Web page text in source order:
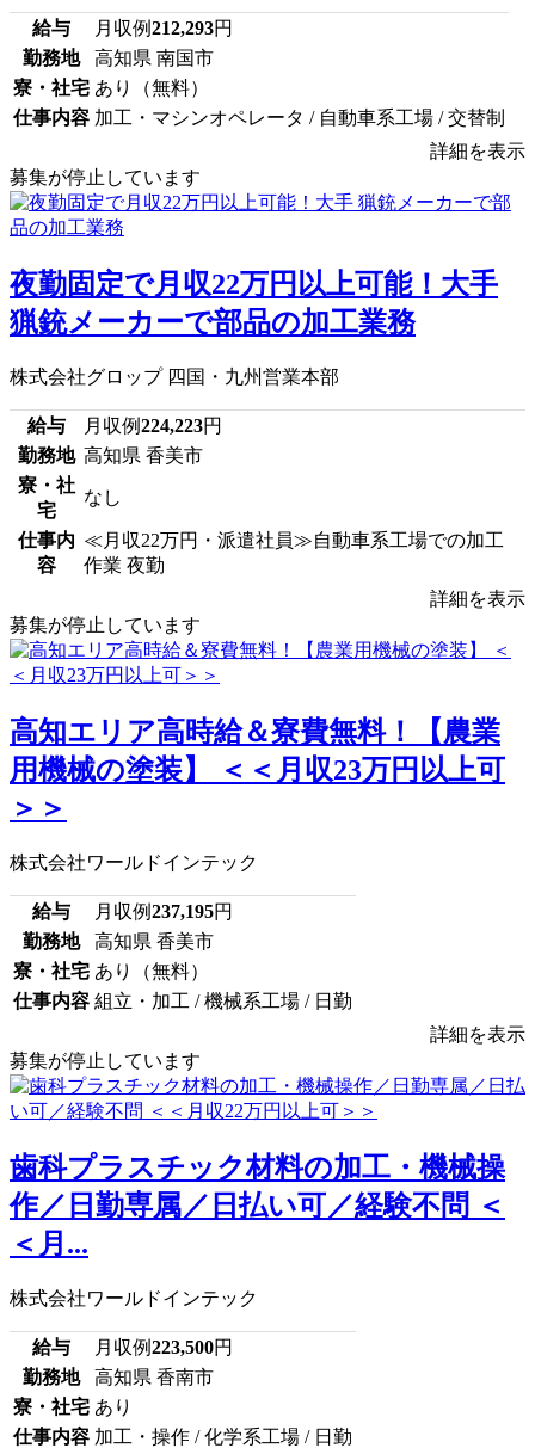
給与 月収例212,293円
勤務地
高知県 南国市
寮・社宅 あり（無料）
仕事内容 加工・マシンオペレータ / 自動車系工場 / 交替制
詳細を表示
募集が停止しています
夜勤固定で月収22万円以上可能！大手
猟銃メーカーで部品の加工業務
株式会社グロップ 四国・九州営業本部
給与 月収例224,223円
勤務地 高知県 香美市
寮・社
宅
なし
仕事内
容
≪月収22万円・派遣社員≫自動車系工場での加工
作業 夜勤
詳細を表示
募集が停止しています
高知エリア高時給＆寮費無料！【農業
用機械の塗装】 ＜＜月収23万円以上可
＞＞
株式会社ワールドインテック
給与 月収例237,195円
勤務地
高知県 香美市
寮・社宅 あり（無料）
仕事内容 組立・加工 / 機械系工場 / 日勤
詳細を表示
募集が停止しています
歯科プラスチック材料の加工・機械操
作／日勤専属／日払い可／経験不問 ＜
＜月...
株式会社ワールドインテック
給与 月収例223,500円
勤務地
高知県 香南市
寮・社宅 あり
仕事内容 加工・操作 / 化学系工場 / 日勤